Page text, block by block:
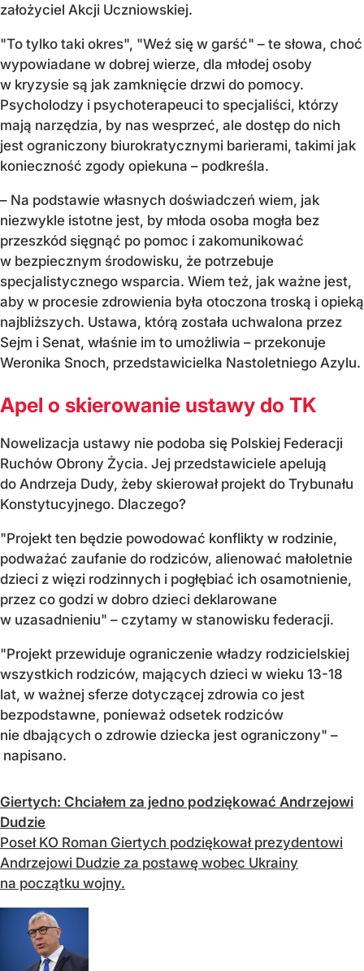
założyciel Akcji Uczniowskiej.
"To tylko taki okres", "Weź się w garść" – te słowa, choć
wypowiadane w dobrej wierze, dla młodej osoby
w kryzysie są jak zamknięcie drzwi do pomocy.
Psycholodzy i psychoterapeuci to specjaliści, którzy
mają narzędzia, by nas wesprzeć, ale dostęp do nich
jest ograniczony biurokratycznymi barierami, takimi jak
konieczność zgody opiekuna – podkreśla.
– Na podstawie własnych doświadczeń wiem, jak
niezwykle istotne jest, by młoda osoba mogła bez
przeszkód sięgnąć po pomoc i zakomunikować
w bezpiecznym środowisku, że potrzebuje
specjalistycznego wsparcia. Wiem też, jak ważne jest,
aby w procesie zdrowienia była otoczona troską i opieką
najbliższych. Ustawa, którą została uchwalona przez
Sejm i Senat, właśnie im to umożliwia – przekonuje
Weronika Snoch, przedstawicielka Nastoletniego Azylu.
Apel o skierowanie ustawy do TK
Nowelizacja ustawy nie podoba się Polskiej Federacji
Ruchów Obrony Życia. Jej przedstawiciele apelują
do Andrzeja Dudy, żeby skierował projekt do Trybunału
Konstytucyjnego. Dlaczego?
"Projekt ten będzie powodować konflikty w rodzinie,
podważać zaufanie do rodziców, alienować małoletnie
dzieci z więzi rodzinnych i pogłębiać ich osamotnienie,
przez co godzi w dobro dzieci deklarowane
w uzasadnieniu" – czytamy w stanowisku federacji.
"Projekt przewiduje ograniczenie władzy rodzicielskiej
wszystkich rodziców, mających dzieci w wieku 13-18
lat, w ważnej sferze dotyczącej zdrowia co jest
bezpodstawne, ponieważ odsetek rodziców
nie dbających o zdrowie dziecka jest ograniczony" –
napisano.
Giertych: Chciałem za jedno podziękować Andrzejowi
Dudzie
Poseł KO Roman Giertych podziękował prezydentowi
Andrzejowi Dudzie za postawę wobec Ukrainy
na początku wojny.